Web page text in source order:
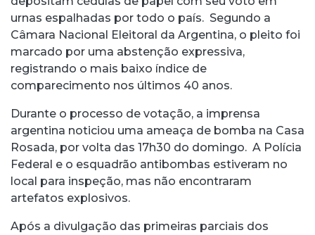
urnas espalhadas por todo o país. Segundo a
Câmara Nacional Eleitoral da Argentina, o pleito foi
marcado por uma abstenção expressiva,
registrando o mais baixo índice de
comparecimento nos últimos 40 anos.
Durante o processo de votação, a imprensa
argentina noticiou uma ameaça de bomba na Casa
Rosada, por volta das 17h30 do domingo. A Polícia
Federal e o esquadrão antibombas estiveram no
local para inspeção, mas não encontraram
artefatos explosivos.
Após a divulgação das primeiras parciais dos